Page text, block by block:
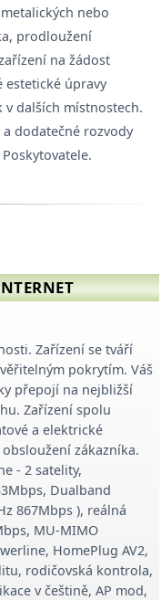
nebo
prodloužení
na žádost
estetické úpravy
v dalších místnostech.
dodatečné rozvody
Poskytovatele.
Zařízení se tváří
pokrytím. Váš
přepojí na nejbližší
Zařízení spolu
a elektrické
zákazníka.
- 2 satelity,
Dualband
867Mbps ), reálná
MU-MIMO
HomePlug AV2,
rodičovská kontrola,
v češtině, AP mod,